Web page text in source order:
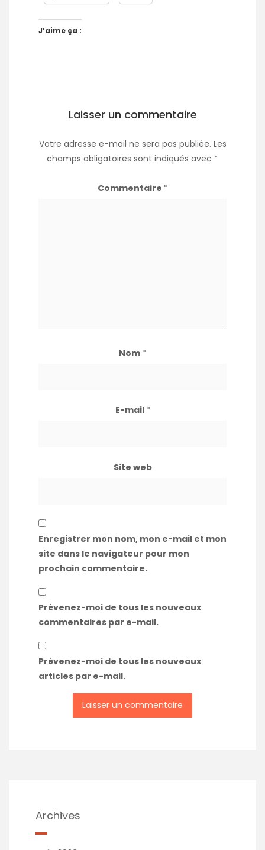
J’aime ça :
Laisser un commentaire
Votre adresse e-mail ne sera pas publiée. Les
champs obligatoires sont indiqués avec *
Commentaire *
Nom *
E-mail *
Site web
Enregistrer mon nom, mon e-mail et mon
site dans le navigateur pour mon
prochain commentaire.
Prévenez-moi de tous les nouveaux
commentaires par e-mail.
Prévenez-moi de tous les nouveaux
articles par e-mail.
Archives